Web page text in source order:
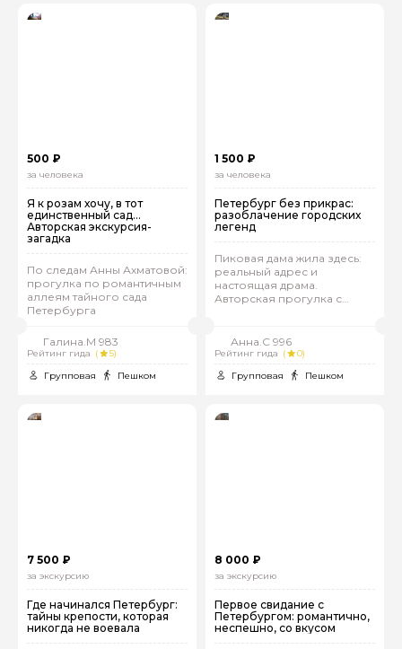
500 ₽
за человека
Я к розам хочу, в тот
единственный сад…
Авторская экскурсия-
загадка
По следам Анны Ахматовой:
прогулка по романтичным
аллеям тайного сада
Петербурга
Галина.М 983
Рейтинг гида (
5)
Групповая
Пешком
1 500 ₽
за человека
Петербург без прикрас:
разоблачение городских
легенд
Пиковая дама жила здесь:
реальный адрес и
настоящая драма.
Авторская прогулка с
Анна.С 996
Рейтинг гида (
0)
Групповая
Пешком
7 500 ₽
за экскурсию
Где начинался Петербург:
тайны крепости, которая
никогда не воевала
8 000 ₽
за экскурсию
Первое свидание с
Петербургом: романтично,
неспешно, со вкусом